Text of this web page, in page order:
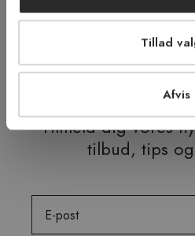
Tillad
Afvis
ÅBENT KØB I 90 DAGE
FRI RETUR
Tilmeld dig vores
tilbud, tips